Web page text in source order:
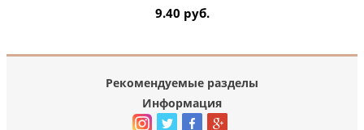
9.40 руб.
Рекомендуемые разделы
Информация